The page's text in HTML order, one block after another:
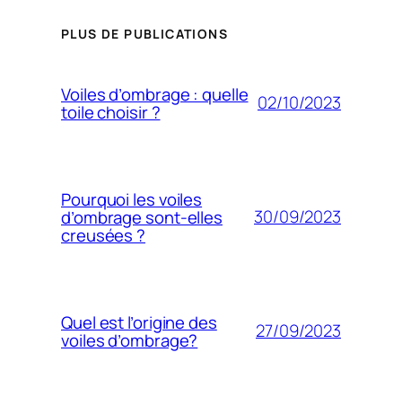
PLUS DE PUBLICATIONS
Voiles d’ombrage : quelle
toile choisir ? 02/10/2023
Pourquoi les voiles
d’ombrage sont-elles
creusées ?
30/09/2023
Quel est l’origine des
voiles d’ombrage? 27/09/2023